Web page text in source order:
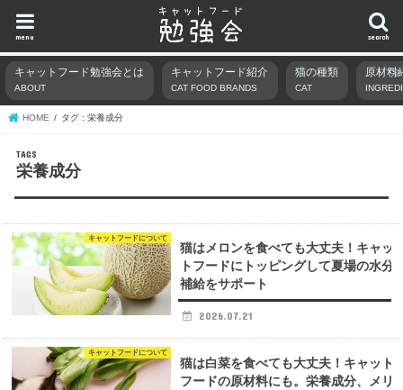
search
menu
キャットフード勉強会とは
ABOUT
キャットフード紹介
CAT FOOD BRANDS
猫の種類
CAT
原材料
HOME タグ : 栄養成分
栄養成分
キャットフードについて
猫はメロンを食べても大丈夫！キャッ
トフードにトッピングして夏場の水分
補給をサポート
2026.07.21
キャットフードについて
猫は白菜を食べても大丈夫！キャット
フードの原材料にも。栄養成分、メリ